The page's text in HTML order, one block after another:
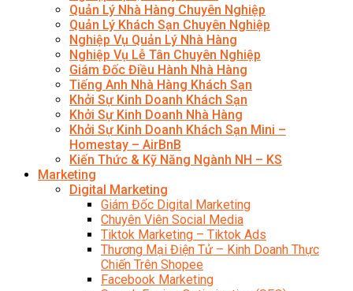
Quản Lý Nhà Hàng Chuyên Nghiệp
Quản Lý Khách Sạn Chuyên Nghiệp
Nghiệp Vụ Quản Lý Nhà Hàng
Nghiệp Vụ Lễ Tân Chuyên Nghiệp
Giám Đốc Điều Hành Nhà Hàng
Tiếng Anh Nhà Hàng Khách Sạn
Khởi Sự Kinh Doanh Khách Sạn
Khởi Sự Kinh Doanh Nhà Hàng
Khởi Sự Kinh Doanh Khách Sạn Mini –
Homestay – AirBnB
Kiến Thức & Kỹ Năng Ngành NH – KS
Marketing
Digital Marketing
Giám Đốc Digital Marketing
Chuyên Viên Social Media
Tiktok Marketing – Tiktok Ads
Thương Mại Điện Tử – Kinh Doanh Thực
Chiến Trên Shopee
Facebook Marketing